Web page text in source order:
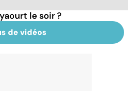
le soir ?
de vidéos